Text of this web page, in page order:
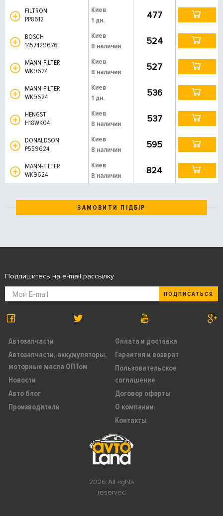
FILTRON
PP8612
Киев
1 дн.
477
BOSCH
1457429676
Киев
В наличии
524
MANN-FILTER
WK9624
Киев
В наличии
527
MANN-FILTER
WK9624
Киев
1 дн.
536
HENGST
H18WK04
Киев
В наличии
537
DONALDSON
P559624
Киев
В наличии
595
MANN-FILTER
WK9624
Киев
В наличии
824
ЗАМОВИТИ ПІДБІР
2026 All rights
reserved
Автозапчасти
Автозапчасти, аккумуляторы,
моторные масла ОПТом
Новости
Авто блог
Производители
Оплата и доставка
Гарантия и возврат
Пользовательское
соглашение
Договор оферты
О компании
Контакты
Подпишитесь на e-mail рассылку
ПОДПИСАТЬСЯ